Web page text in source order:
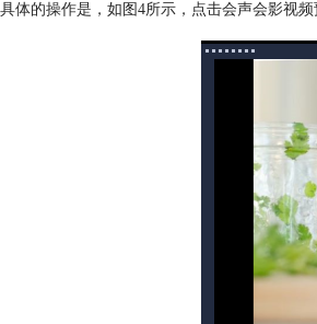
具体的操作是，如图4所示，点击会声会影视